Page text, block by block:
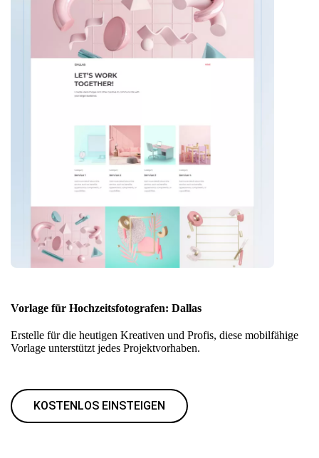
Vorlage für Hochzeitsfotografen: Dallas
Erstelle für die heutigen Kreativen und Profis, diese mobilfähige
Vorlage unterstützt jedes Projektvorhaben.
KOSTENLOS EINSTEIGEN